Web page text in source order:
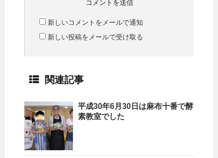
新しいコメントをメールで通知
新しい投稿をメールで受け取る
関連記事
平成30年6月30日は麻布十番で酵
素教室でした